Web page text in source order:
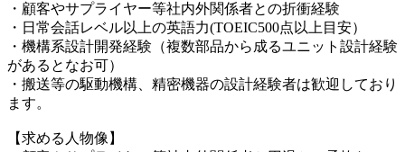
・顧客やサプライヤー等社内外関係者との折衝経験
・日常会話レベル以上の英語力(TOEIC500点以上目安）
・機構系設計開発経験（複数部品から成るユニット設計経験
があるとなお可）
・搬送等の駆動機構、精密機器の設計経験者は歓迎しており
ます。
【求める人物像】